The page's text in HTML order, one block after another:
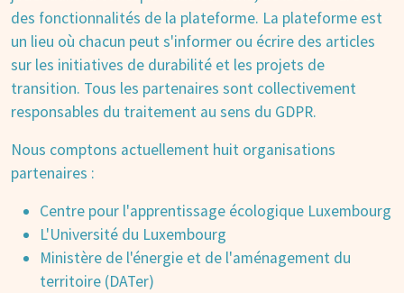
des fonctionnalités de la plateforme. La plateforme est
un lieu où chacun peut s'informer ou écrire des articles
sur les initiatives de durabilité et les projets de
transition. Tous les partenaires sont collectivement
responsables du traitement au sens du GDPR.
Nous comptons actuellement huit organisations
partenaires :
Centre pour l'apprentissage écologique Luxembourg
L'Université du Luxembourg
Ministère de l'énergie et de l'aménagement du
territoire (DATer)